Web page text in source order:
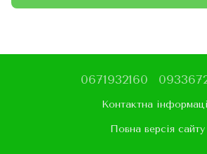
0671932160
Контактна
Повна версія сайту